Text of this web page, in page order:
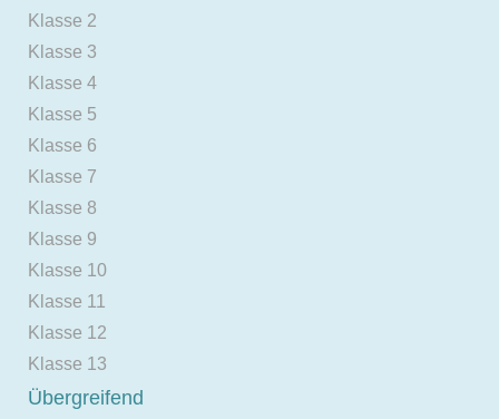
Klasse 2
Klasse 3
Klasse 4
Klasse 5
Klasse 6
Klasse 7
Klasse 8
Klasse 9
Klasse 10
Klasse 11
Klasse 12
Klasse 13
Übergreifend